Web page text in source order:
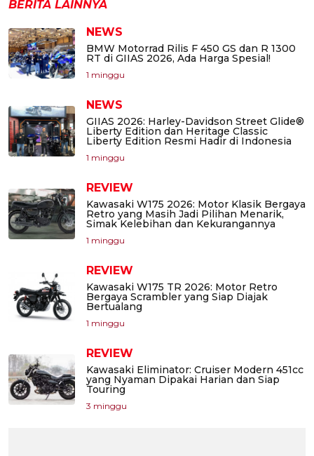
BERITA LAINNYA
NEWS
BMW Motorrad Rilis F 450 GS dan R 1300
RT di GIIAS 2026, Ada Harga Spesial!
1 minggu
NEWS
GIIAS 2026: Harley-Davidson Street Glide®
Liberty Edition dan Heritage Classic
Liberty Edition Resmi Hadir di Indonesia
1 minggu
REVIEW
Kawasaki W175 2026: Motor Klasik Bergaya
Retro yang Masih Jadi Pilihan Menarik,
Simak Kelebihan dan Kekurangannya
1 minggu
REVIEW
Kawasaki W175 TR 2026: Motor Retro
Bergaya Scrambler yang Siap Diajak
Bertualang
1 minggu
REVIEW
Kawasaki Eliminator: Cruiser Modern 451cc
yang Nyaman Dipakai Harian dan Siap
Touring
3 minggu